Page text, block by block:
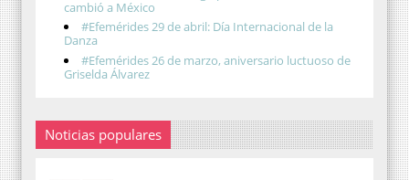
cambió a México
#Efemérides 29 de abril: Día Internacional de la
Danza
#Efemérides 26 de marzo, aniversario luctuoso de
Griselda Álvarez
Noticias populares